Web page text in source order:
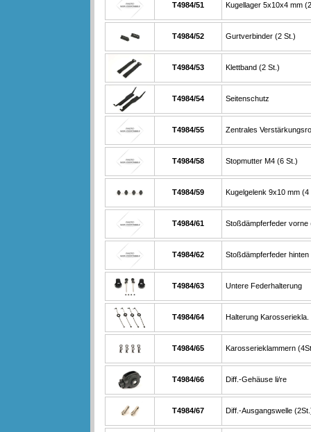
T4984/51 Kugellager 5x10x4 mm
T4984/52 Gurtverbinder (2 St.)
T4984/53 Klettband (2 St.)
T4984/54 Seitenschutz
T4984/55 Zentrales
T4984/58 Stopmutter M4 (6 St.)
T4984/59 Kugelgelenk 9x10 mm (4
T4984/61 Stoßdämpferfeder vorne
T4984/62 Stoßdämpferfeder hinten
T4984/63 Untere Federhalterung
T4984/64 Halterung Karosseriekla.
T4984/65 Karosserieklammern
T4984/66 Diff.-Gehäuse li/re
T4984/67 Diff.-Ausgangswelle